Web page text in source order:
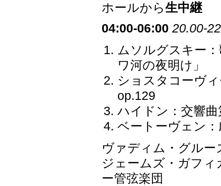
ホールから生中継
04:00-06:00 20.00-
ムソルグスキー
ワ河の夜明け」
ショスタコーヴ
op.129
ハイドン：交響
ベートーヴェン
ヴァディム・グル
ジェームズ・ガフ
ー管弦楽団